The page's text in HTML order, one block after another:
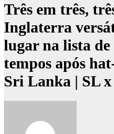
Três em três,
Inglaterra
lugar na lista de
tempos após
Sri Lanka | SL